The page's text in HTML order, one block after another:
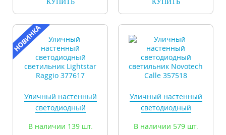
КУПИТЬ КУПИТЬ
Уличный настенный
светодиодный
Raggio 377617
В наличии 139 шт.
Уличный настенный
светодиодный
Calle 357518
В наличии 579 шт.